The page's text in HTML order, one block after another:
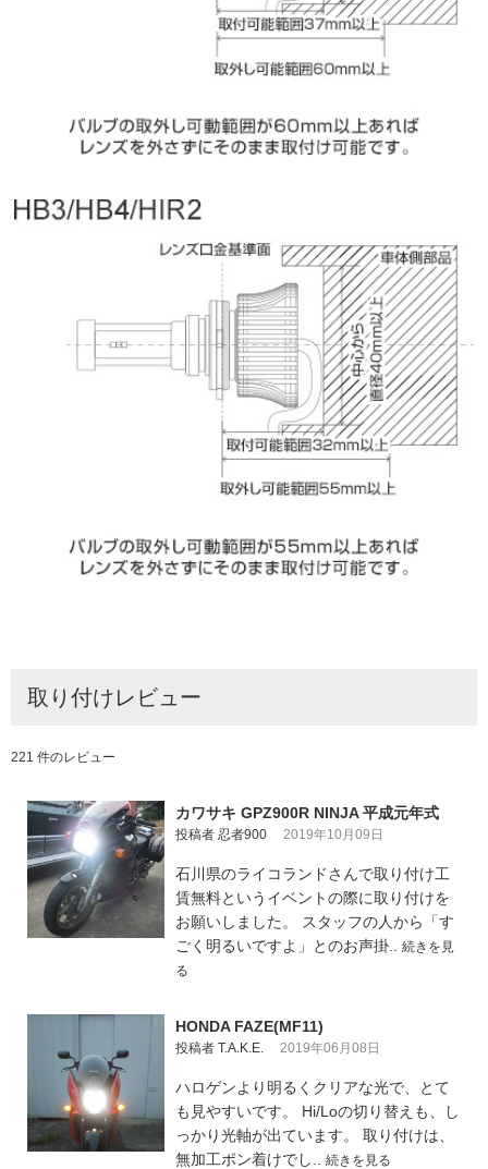
取り付けレビュー
221 件のレビュー
カワサキ GPZ900R NINJA 平成元年式
投稿者 忍者900 2019年10月09日
石川県のライコランドさんで取り付け工
賃無料というイベントの際に取り付けを
お願いしました。 スタッフの人から「す
ごく明るいですよ」とのお声掛.. 続きを見
る
HONDA FAZE(MF11)
投稿者 T.A.K.E. 2019年06月08日
ハロゲンより明るくクリアな光で、とて
も見やすいです。 Hi/Loの切り替えも、し
っかり光軸が出ています。 取り付けは、
無加工ポン着けでし.. 続きを見る